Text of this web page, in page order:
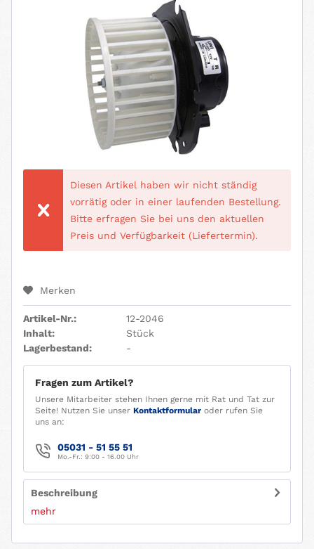
Diesen Artikel haben wir nicht ständig
vorrätig oder in einer laufenden Bestellung.
Bitte erfragen Sie bei uns den aktuellen
Preis und Verfügbarkeit (Liefertermin).
Merken
Artikel-Nr.:
12-2046
Inhalt:
Stück
Lagerbestand:
-
Fragen zum Artikel?
Unsere Mitarbeiter stehen Ihnen gerne mit Rat und Tat zur
Seite! Nutzen Sie unser Kontaktformular oder rufen Sie
uns an:
05031 - 51 55 51
Mo.-Fr.: 9:00 - 16.00 Uhr
Beschreibung
mehr